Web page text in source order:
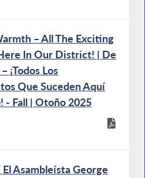
– All The Exciting
In Our District! | De
¡Todos Los
Que Suceden Aquí
Fall | Otoño 2025
Asambleísta George